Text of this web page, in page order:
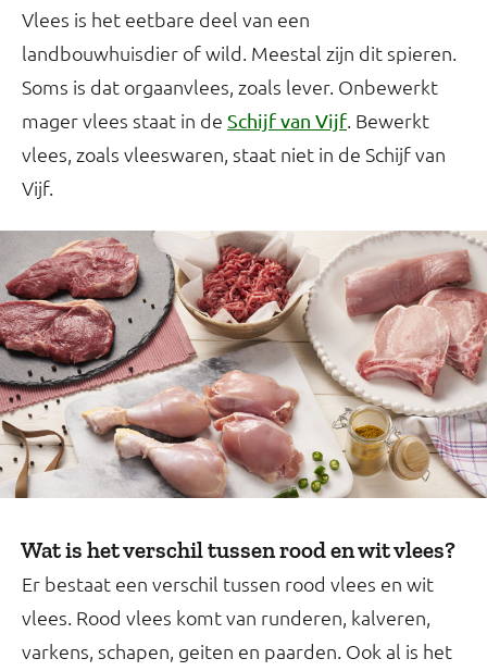
Vlees is het eetbare deel van een
landbouwhuisdier of wild. Meestal zijn dit spieren.
Soms is dat orgaanvlees, zoals lever. Onbewerkt
mager vlees staat in de Schijf van Vijf. Bewerkt
vlees, zoals vleeswaren, staat niet in de Schijf van
Vijf.
Wat is het verschil tussen rood en wit vlees?
Er bestaat een verschil tussen rood vlees en wit
vlees. Rood vlees komt van runderen, kalveren,
varkens, schapen, geiten en paarden. Ook al is het